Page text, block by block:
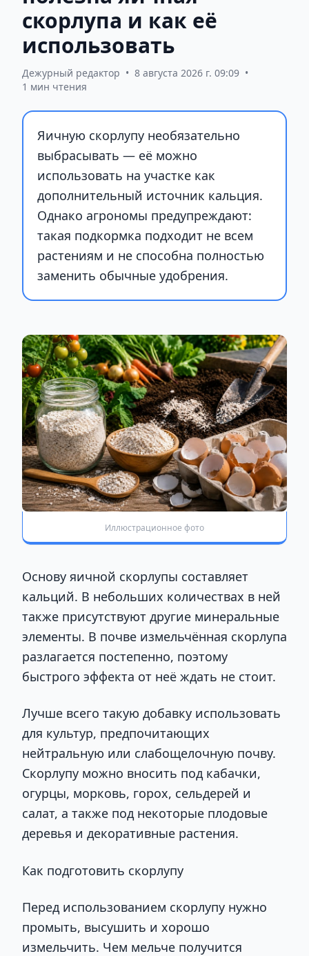
скорлупа и как её
использовать
Дежурный редактор • 8 августа 2026 г. 09:09 •
1 мин чтения
Яичную скорлупу необязательно
выбрасывать — её можно
использовать на участке как
дополнительный источник кальция.
Однако агрономы предупреждают:
такая подкормка подходит не всем
растениям и не способна полностью
заменить обычные удобрения.
Иллюстрационное фото
Основу яичной скорлупы составляет
кальций. В небольших количествах в ней
также присутствуют другие минеральные
элементы. В почве измельчённая скорлупа
разлагается постепенно, поэтому
быстрого эффекта от неё ждать не стоит.
Лучше всего такую добавку использовать
для культур, предпочитающих
нейтральную или слабощелочную почву.
Скорлупу можно вносить под кабачки,
огурцы, морковь, горох, сельдерей и
салат, а также под некоторые плодовые
деревья и декоративные растения.
Как подготовить скорлупу
Перед использованием скорлупу нужно
промыть, высушить и хорошо
измельчить. Чем мельче получится